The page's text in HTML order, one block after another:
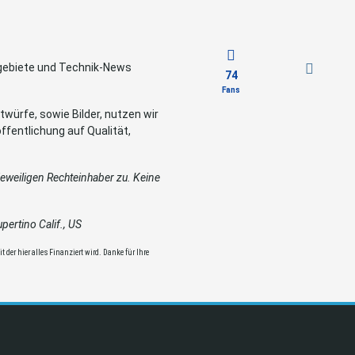
und Technik-News
sowie Bilder, nutzen wir
auf Qualität,
Rechteinhaber zu. Keine
Calif., US
der hier alles Finanziert wird. Danke für Ihre
74
Fans